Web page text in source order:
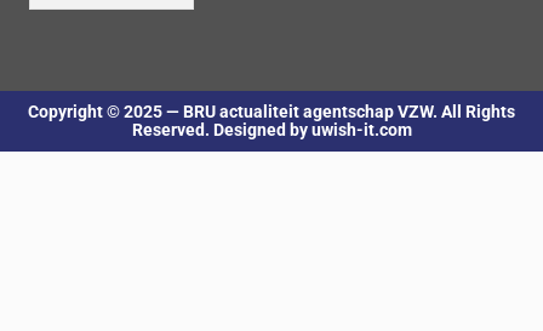
Copyright © 2025 — BRU actualiteit agentschap VZW. All Rights
Reserved. Designed by uwish-it.com